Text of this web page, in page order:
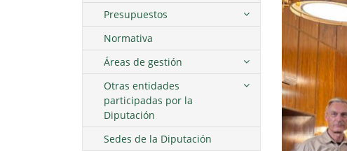
Presupuestos
Normativa
Áreas de gestión
Otras entidades
participadas por la
Diputación
Sedes de la Diputación